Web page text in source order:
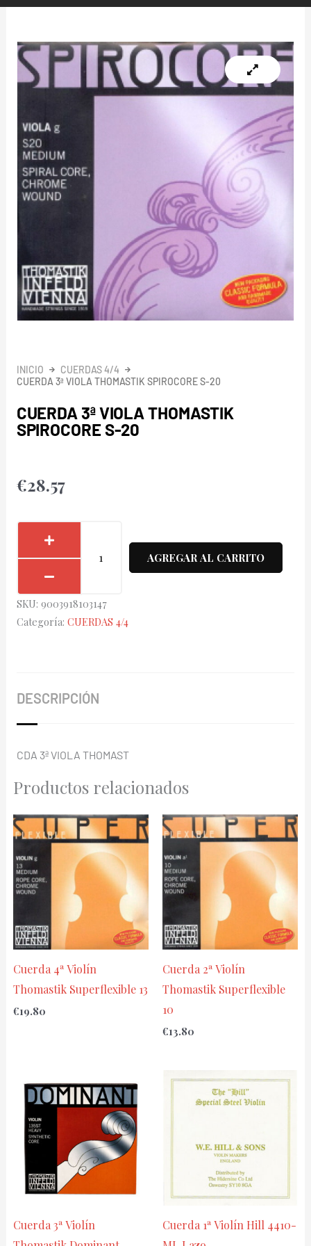
INICIO
CUERDAS 4/4
CUERDA 3ª VIOLA THOMASTIK SPIROCORE S-20
CUERDA 3ª VIOLA THOMASTIK
SPIROCORE S-20
€28.57
Spirocore
S-
AGREGAR AL CARRITO
SKU: 9003918103147
Categoría: CUERDAS 4/4
DESCRIPCIÓN
CDA 3ª VIOLA THOMAST
Productos relacionados
Cuerda 4ª Violín
Thomastik Superflexible 13
€19.80
Cuerda 2ª Violín
Thomastik Superflexible
10
€13.80
Cuerda 3ª Violín
Cuerda 1ª Violín Hill 4410-